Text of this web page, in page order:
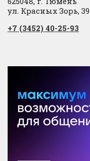
ул. Красных Зорь, 39
+7 (3452) 40-25-93